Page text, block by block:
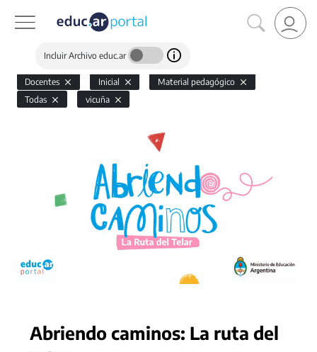
Incluir Archivo educ.ar
Docentes Inicial
Material pedagógico
Todas
vicuña
Abriendo caminos: La ruta del